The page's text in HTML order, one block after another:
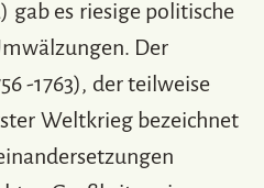
gab es riesige politische
Der
-1763), der teilweise
Weltkrieg bezeichnet